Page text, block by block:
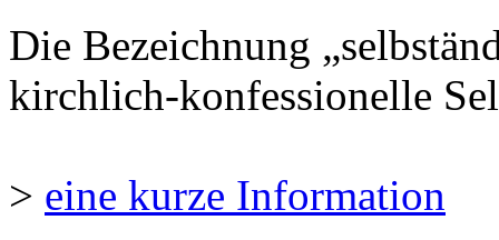
Die Bezeichnung
kirchlich-konfessionelle
> eine kurze Information